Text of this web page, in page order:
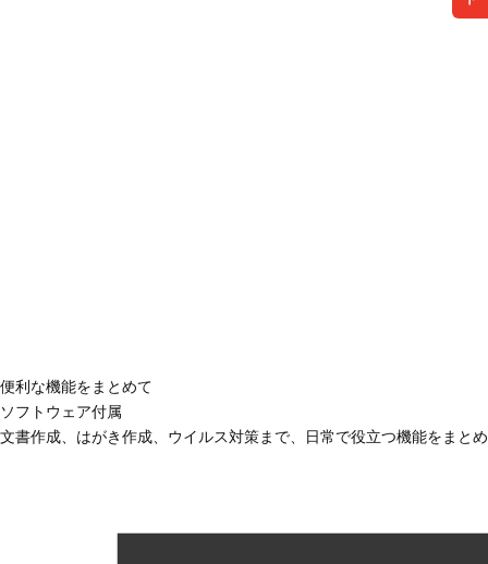
便利な機能をまとめて
ソフトウェア付属
文書作成、はがき作成、ウイルス対策まで、日常で役立つ機能をまと